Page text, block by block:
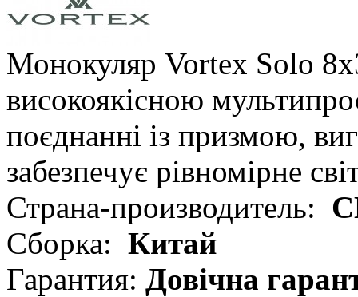
Монокуляр Vortex Solo
високоякісною
поєднанні із призмою,
забезпечує рівномірне
Страна-производитель:
Сборка: Китай
Гарантия: Довічна